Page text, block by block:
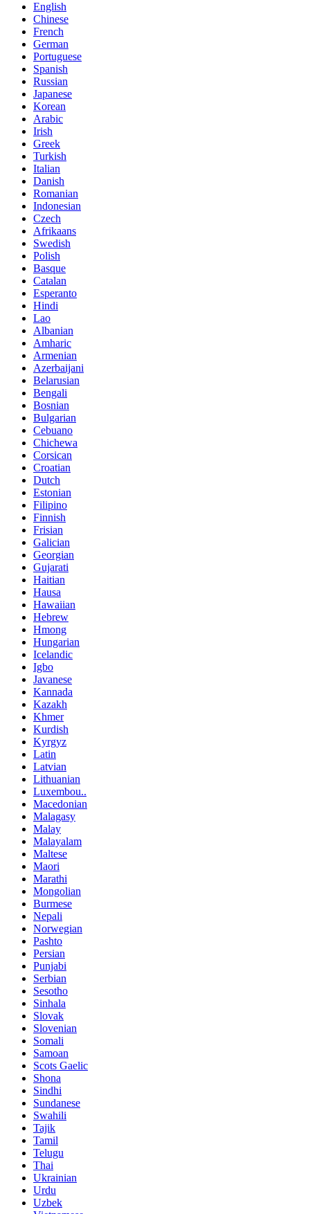
English
Chinese
French
German
Portuguese
Spanish
Russian
Japanese
Korean
Arabic
Irish
Greek
Turkish
Italian
Danish
Romanian
Indonesian
Czech
Afrikaans
Swedish
Polish
Basque
Catalan
Esperanto
Hindi
Lao
Albanian
Amharic
Armenian
Azerbaijani
Belarusian
Bengali
Bosnian
Bulgarian
Cebuano
Chichewa
Corsican
Croatian
Dutch
Estonian
Filipino
Finnish
Frisian
Galician
Georgian
Gujarati
Haitian
Hausa
Hawaiian
Hebrew
Hmong
Hungarian
Icelandic
Igbo
Javanese
Kannada
Kazakh
Khmer
Kurdish
Kyrgyz
Latin
Latvian
Lithuanian
Luxembou..
Macedonian
Malagasy
Malay
Malayalam
Maltese
Maori
Marathi
Mongolian
Burmese
Nepali
Norwegian
Pashto
Persian
Punjabi
Serbian
Sesotho
Sinhala
Slovak
Slovenian
Somali
Samoan
Scots Gaelic
Shona
Sindhi
Sundanese
Swahili
Tajik
Tamil
Telugu
Thai
Ukrainian
Urdu
Uzbek